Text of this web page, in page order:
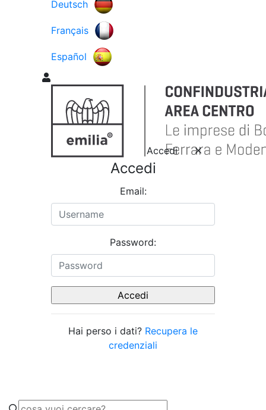
Deutsch
Français
Español
Accedi
Accedi
Email:
Password:
Hai perso i dati? Recupera le
credenziali